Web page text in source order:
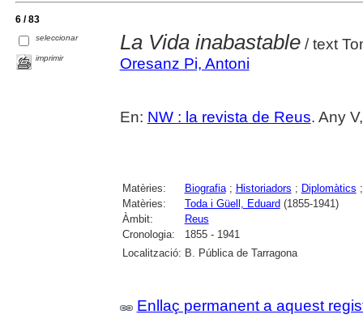
6 / 83
seleccionar
imprimir
La Vida inabastable/ text
Oresanz Pi, Antoni
En: NW : la revista de Reus. Any
Matèries: Biografia; Historiadors ; Diplomàtics
Matèries:
Toda i Güell, Eduard(1855-1941)
Àmbit:
Reus
Cronologia:
1855 - 1941
Localització: B. Pública de Tarragona
Enllaç permanent a aquest